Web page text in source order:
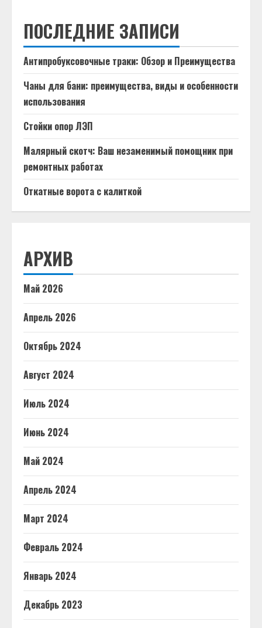
ПОСЛЕДНИЕ ЗАПИСИ
Антипробуксовочные траки: Обзор и Преимущества
Чаны для бани: преимущества, виды и особенности
использования
Стойки опор ЛЭП
Малярный скотч: Ваш незаменимый помощник при
ремонтных работах
Откатные ворота с калиткой
АРХИВ
Май 2026
Апрель 2026
Октябрь 2024
Август 2024
Июль 2024
Июнь 2024
Май 2024
Апрель 2024
Март 2024
Февраль 2024
Январь 2024
Декабрь 2023